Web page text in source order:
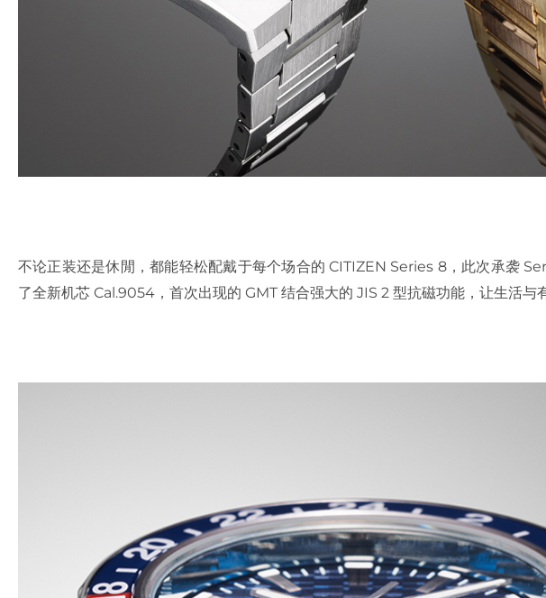
不论正装还是休閒，都能轻松配戴于每个场合的 CITIZEN Series 8，此次承袭
了全新机芯 Cal.9054，首次出现的 GMT 结合强大的 JIS 2 型抗磁功能，让生活与